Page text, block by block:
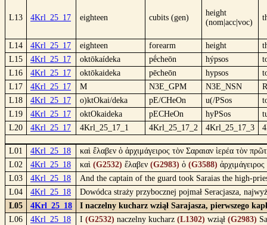
L13 4Krl_25_17 eighteen cubits (gen)
height
(nom|acc|voc)
L14 4Krl_25_17 eighteen forearm height
L15
4Krl_25_17 oktōkaídeka pḗcheōn hýpsos
L16
4Krl_25_17 oktōkaideka pēcheōn hypsos
L17
4Krl_25_17 M N3E_GPM N3E_NSN
L18
4Krl_25_17 o)ktOkai/deka pE/CHeOn u(/PSos
L19
4Krl_25_17 oktOkaideka pECHeOn hyPSos
L20
4Krl_25_17 4Krl_25_17_1 4Krl_25_17_2 4Krl_25_17_3
L01 4Krl_25_18
καὶ ἔλαβεν ὁ ἀρχιμάγειρος τὸν Σαραιαν ἱερέα τὸν
L02
4Krl_25_18 καὶ (G2532) ἔλαβεν (G2983) ὁ (G3588) ἀρχιμάγειρος
L03
4Krl_25_18
And the captain of the guard took Saraias the high-
L04
4Krl_25_18
Dowódca straży przybocznej pojmał Seracjasza,
L05
4Krl_25_18
I naczelny kucharz wziął Sarajasza, pierwszego
L06
4Krl_25_18 I (G2532) naczelny kucharz (L1302) wziął (G2983)